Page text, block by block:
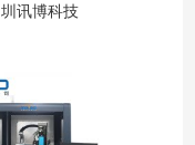
圳讯博科技